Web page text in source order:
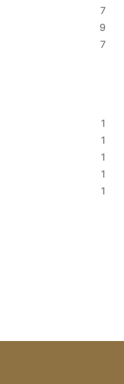
7
9
7
1
1
1
1
1